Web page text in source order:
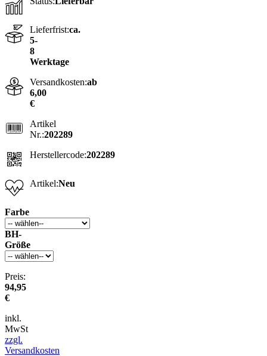
Lieferfrist:ca.
5-
8
Werktage
Versandkosten:ab
6,00
€
Artikel
Nr.:202289
Herstellercode:202289
Artikel:Neu
Farbe
BH-
Größe
Preis:
94,95
€
inkl.
MwSt
zzgl.
Versandkosten